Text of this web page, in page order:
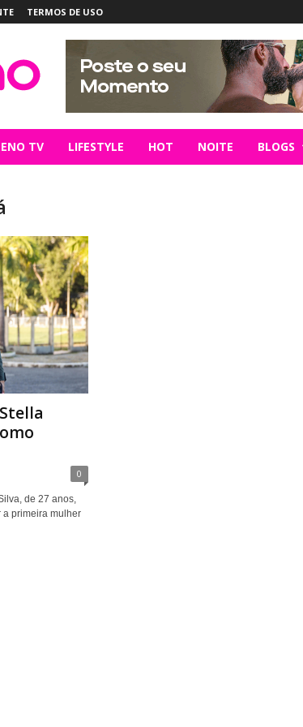
TERMOS DE USO
TV LIFESTYLE HOT NOITE BLOGS
0
de 27 anos,
a primeira mulher